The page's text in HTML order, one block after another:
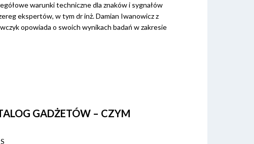
warunki techniczne dla znaków i sygnałów
ekspertów, w tym dr inż. Damian Iwanowicz z
opowiada o swoich wynikach badań w zakresie
GADŻETÓW – CZYM